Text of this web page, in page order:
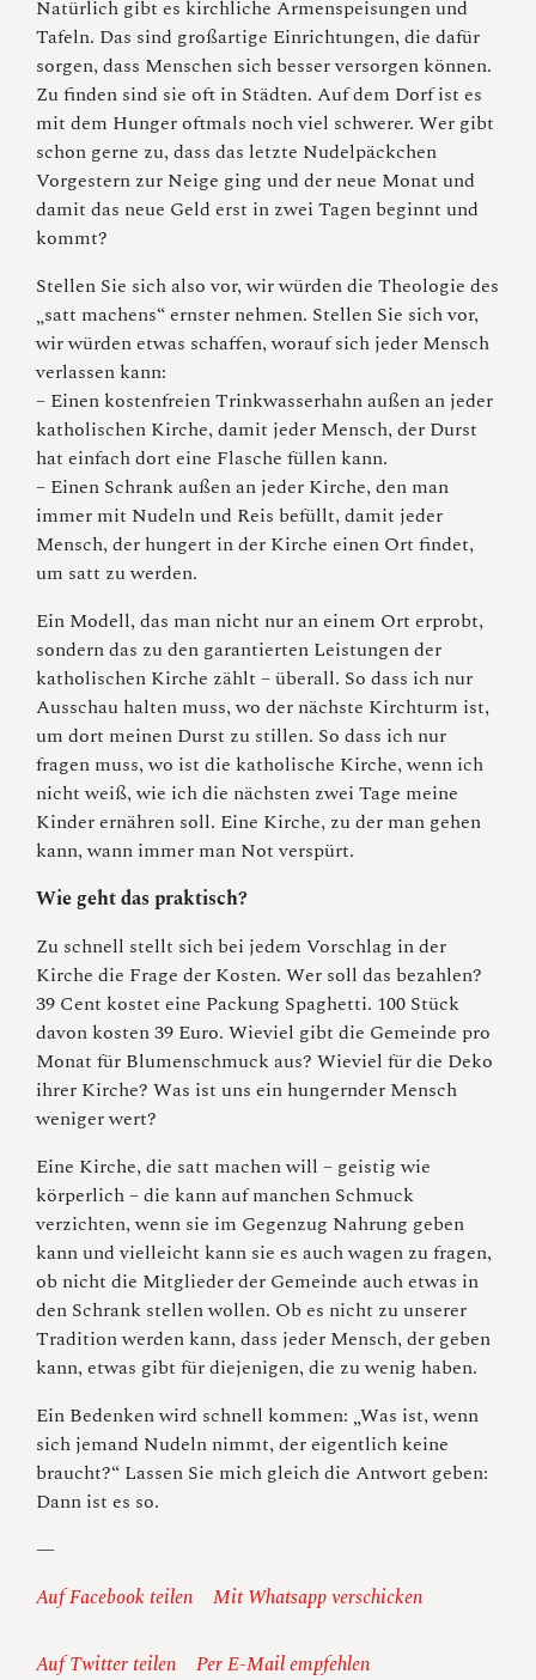
Natürlich gibt es kirchliche Armenspeisungen und
Tafeln. Das sind großartige Einrichtungen, die dafür
sorgen, dass Menschen sich besser versorgen können.
Zu finden sind sie oft in Städten. Auf dem Dorf ist es
mit dem Hunger oftmals noch viel schwerer. Wer gibt
schon gerne zu, dass das letzte Nudelpäckchen
Vorgestern zur Neige ging und der neue Monat und
damit das neue Geld erst in zwei Tagen beginnt und
kommt?
Stellen Sie sich also vor, wir würden die Theologie des
„satt machens“ ernster nehmen. Stellen Sie sich vor,
wir würden etwas schaffen, worauf sich jeder Mensch
verlassen kann:
– Einen kostenfreien Trinkwasserhahn außen an jeder
katholischen Kirche, damit jeder Mensch, der Durst
hat einfach dort eine Flasche füllen kann.
– Einen Schrank außen an jeder Kirche, den man
immer mit Nudeln und Reis befüllt, damit jeder
Mensch, der hungert in der Kirche einen Ort findet,
um satt zu werden.
Ein Modell, das man nicht nur an einem Ort erprobt,
sondern das zu den garantierten Leistungen der
katholischen Kirche zählt – überall. So dass ich nur
Ausschau halten muss, wo der nächste Kirchturm ist,
um dort meinen Durst zu stillen. So dass ich nur
fragen muss, wo ist die katholische Kirche, wenn ich
nicht weiß, wie ich die nächsten zwei Tage meine
Kinder ernähren soll. Eine Kirche, zu der man gehen
kann, wann immer man Not verspürt.
Wie geht das praktisch?
Zu schnell stellt sich bei jedem Vorschlag in der
Kirche die Frage der Kosten. Wer soll das bezahlen?
39 Cent kostet eine Packung Spaghetti. 100 Stück
davon kosten 39 Euro. Wieviel gibt die Gemeinde pro
Monat für Blumenschmuck aus? Wieviel für die Deko
ihrer Kirche? Was ist uns ein hungernder Mensch
weniger wert?
Eine Kirche, die satt machen will – geistig wie
körperlich – die kann auf manchen Schmuck
verzichten, wenn sie im Gegenzug Nahrung geben
kann und vielleicht kann sie es auch wagen zu fragen,
ob nicht die Mitglieder der Gemeinde auch etwas in
den Schrank stellen wollen. Ob es nicht zu unserer
Tradition werden kann, dass jeder Mensch, der geben
kann, etwas gibt für diejenigen, die zu wenig haben.
Ein Bedenken wird schnell kommen: „Was ist, wenn
sich jemand Nudeln nimmt, der eigentlich keine
braucht?“ Lassen Sie mich gleich die Antwort geben:
Dann ist es so.
—
Auf Facebook teilen
Mit Whatsapp verschicken
Auf Twitter teilen Per E-Mail empfehlen